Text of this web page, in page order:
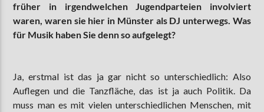
früher in irgendwelchen Jugendparteien involviert
waren, waren sie hier in Münster als DJ unterwegs. Was
für Musik haben Sie denn so aufgelegt?
Ja, erstmal ist das ja gar nicht so unterschiedlich: Also
Auflegen und die Tanzfläche, das ist ja auch Politik. Da
muss man es mit vielen unterschiedlichen Menschen, mit